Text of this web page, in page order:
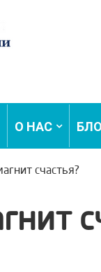
О НАС
счастья?